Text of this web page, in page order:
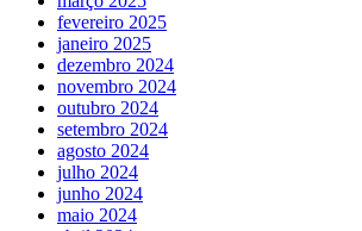
fevereiro 2025
janeiro 2025
dezembro 2024
novembro 2024
outubro 2024
setembro 2024
agosto 2024
julho 2024
junho 2024
maio 2024